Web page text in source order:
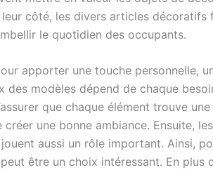
côté, les divers articles
le quotidien des occupants.
apporter une touche personnelle,
des modèles dépend de chaque
que chaque élément trouve
créer une bonne ambiance. Ensuite,
aussi un rôle important. Ainsi,
être un choix intéressant. En plus